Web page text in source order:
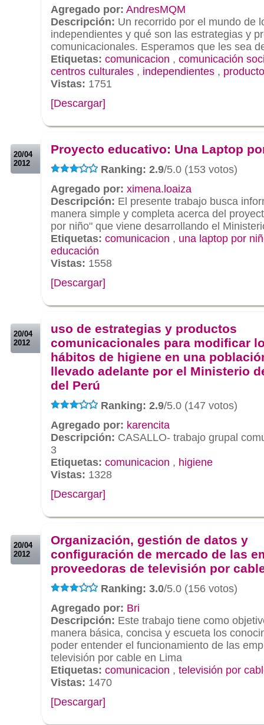
Agregado por: AndresMQM
Descripción: Un recorrido por el mundo de
independientes y qué son las estrategias y
comunicacionales. Esperamos que les sea
Etiquetas: comunicacion , comunicación
centros culturales , independientes ,
Vistas: 1751
[Descargar]
20/04
2012
Proyecto educativo: Una Laptop
Ranking: 2.9/5.0 (153 votos)
Agregado por: ximena.loaiza
Descripción: El presente trabajo busca
manera simple y completa acerca del
por niño" que viene desarrollando el
Etiquetas: comunicacion , una laptop por
educación
Vistas: 1558
[Descargar]
20/04
2012
uso de estrategias y productos
comunicacionales para modificar
hábitos de higiene en una
llevado adelante por el Ministerio
del Perú
Ranking: 2.9/5.0 (147 votos)
Agregado por: karencita
Descripción: CASALLO- trabajo grupal
3
Etiquetas: comunicacion , higiene
Vistas: 1328
[Descargar]
20/04
2012
Organización, gestión de datos y
configuración de mercado de las
proveedoras de televisión por
Ranking: 3.0/5.0 (156 votos)
Agregado por: Bri
Descripción: Este trabajo tiene como
manera básica, concisa y escueta los
poder entender el funcionamiento de las
televisión por cable en Lima
Etiquetas: comunicacion , televisión por
Vistas: 1470
[Descargar]